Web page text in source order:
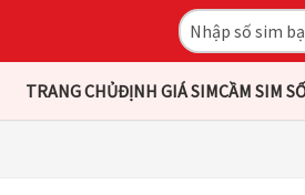
TRANG CHỦĐỊNH GIÁ SIMCẦM SIM